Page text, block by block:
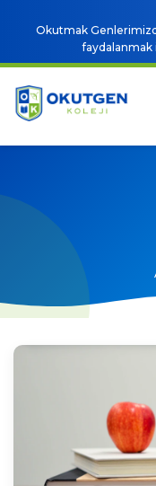
Okutmak
faydalanmak